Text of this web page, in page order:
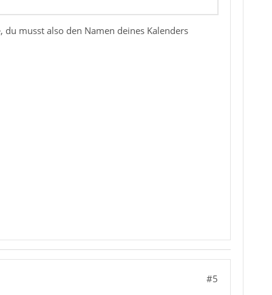
musst also den Namen deines Kalenders
#5